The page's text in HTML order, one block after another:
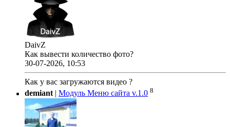
DaivZ
Как вывести количество фото?
30-07-2026, 10:53
Как у вас загружаются видео ?
demiant| Модуль Меню сайта v.1.0 8